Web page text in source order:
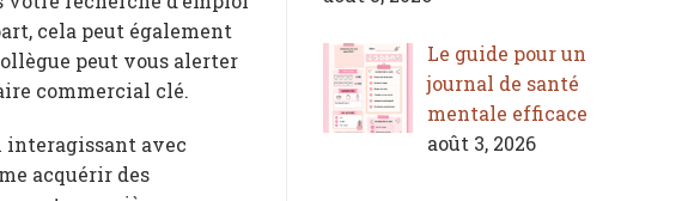
cela peut également
peut vous alerter
commercial clé.
interagissant avec
acquérir des
Le guide pour un
journal de santé
mentale efficace
août 3, 2026